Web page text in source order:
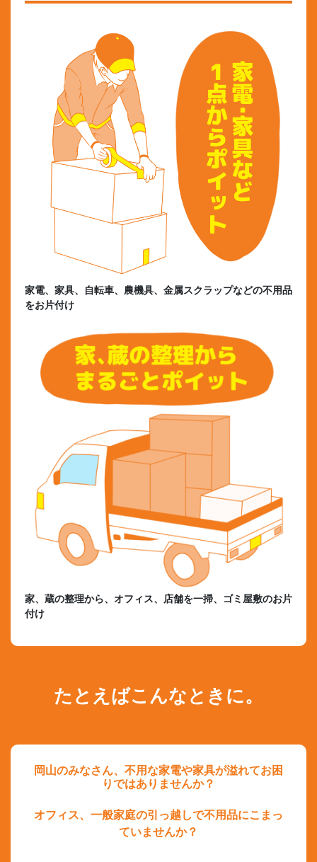
家電、家具、自転車、農機具、金属スクラップなどの不用品
をお片付け
家、蔵の整理から、オフィス、店舗を一掃、ゴミ屋敷のお片
付け
たとえばこんなときに。
岡山のみなさん、不用な家電や家具が溢れてお困
りではありませんか？
オフィス、一般家庭の引っ越しで不用品にこまっ
ていませんか？